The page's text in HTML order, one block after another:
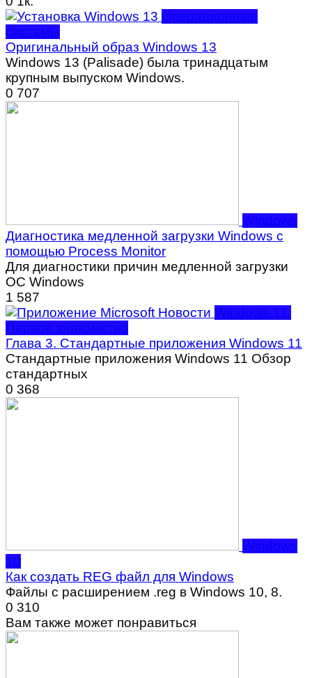
Операционные
системы
Оригинальный образ Windows 13
Windows 13 (Palisade) была тринадцатым
крупным выпуском Windows.
0 707
Windows
Диагностика медленной загрузки Windows с
помощью Process Monitor
Для диагностики причин медленной загрузки
ОС Windows
1 587
Windows 11.
Первое знакомство
Глава 3. Стандартные приложения Windows 11
Стандартные приложения Windows 11 Обзор
стандартных
0 368
Windows
10
Как создать REG файл для Windows
Файлы с расширением .reg в Windows 10, 8.
0 310
Вам также может понравиться